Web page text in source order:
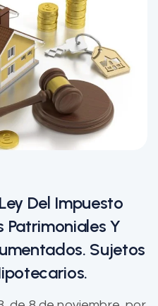
Del Impuesto
Patrimoniales Y
Sujetos